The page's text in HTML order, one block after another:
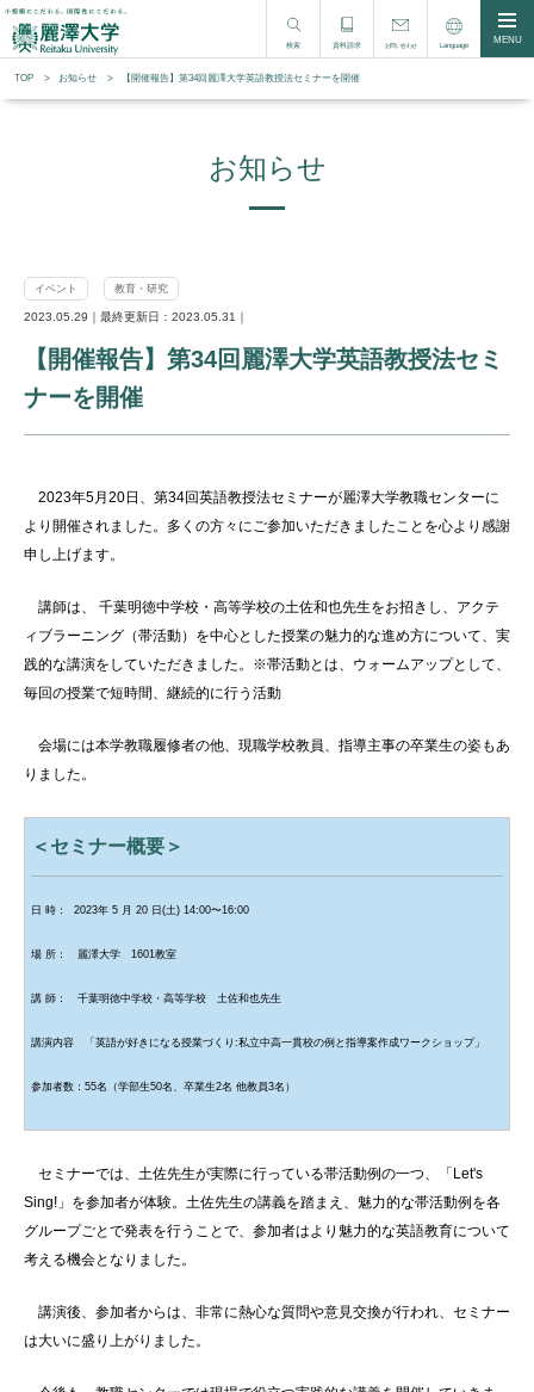
検索 資料請求 お問い合わせ Language MENU
TOP お知らせ 【開催報告】第34回麗澤大学英語教授法セミナーを開催
お知らせ
イベント 教育・研究
2023.05.29｜最終更新日：2023.05.31｜
【開催報告】第34回麗澤大学英語教授法セミ
ナーを開催
2023年5月20日、第34回英語教授法セミナーが麗澤大学教職センターに
より開催されました。多くの方々にご参加いただきましたことを心より感謝
申し上げます。
講師は、 千葉明徳中学校・高等学校の土佐和也先生をお招きし、アクテ
ィブラーニング（帯活動）を中心とした授業の魅力的な進め方について、実
践的な講演をしていただきました。※帯活動とは、ウォームアップとして、
毎回の授業で短時間、継続的に行う活動
会場には本学教職履修者の他、現職学校教員、指導主事の卒業生の姿もあ
りました。
＜セミナー概要＞
日 時： 2023年 5 月 20 日(土) 14:00〜16:00
場 所： 麗澤大学 1601教室
講 師： 千葉明徳中学校・高等学校 土佐和也先生
講演内容 「英語が好きになる授業づくり:私立中高一貫校の例と指導案作成ワークショップ」
参加者数：55名（学部生50名、卒業生2名 他教員3名）
セミナーでは、土佐先生が実際に行っている帯活動例の一つ、「Let's
Sing!」を参加者が体験。土佐先生の講義を踏まえ、魅力的な帯活動例を各
グループごとで発表を行うことで、参加者はより魅力的な英語教育について
考える機会となりました。
講演後、参加者からは、非常に熱心な質問や意見交換が行われ、セミナー
は大いに盛り上がりました。